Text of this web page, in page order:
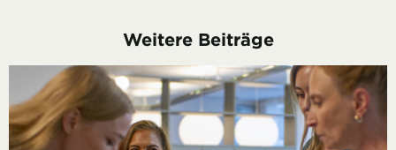
Weitere Beiträge